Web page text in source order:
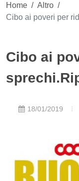
Home / Altro /
Cibo ai poveri per
Cibo ai
18/01/2019